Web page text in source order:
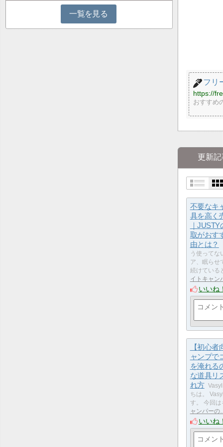
フリ
https://
おすすめ
更新記
不要なキ
具を高く
｜
取がおす
由とは？
う使ってな
ア、眠らせ
続けている
イトキャン
いいね
【初心者
ャンプで
を淹れる
な道具リ
れ方
ちは。
す。 今回
ャンパー
いいね
一覧を見る